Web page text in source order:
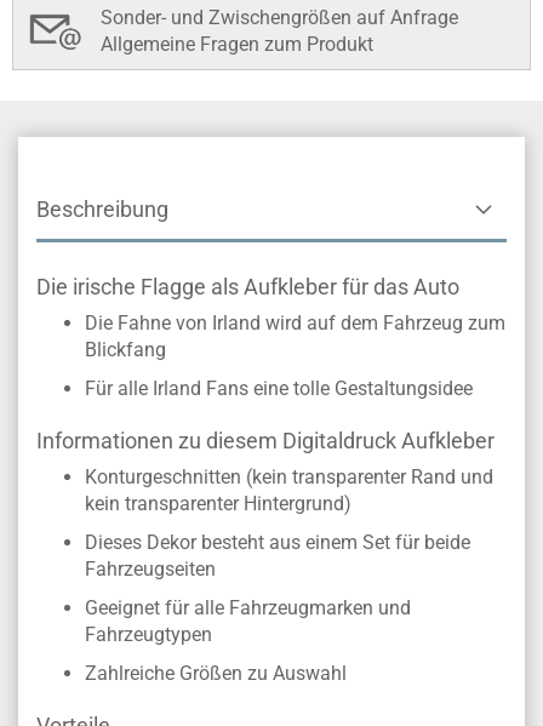
Sonder- und Zwischengrößen auf Anfrage
Allgemeine Fragen zum Produkt
Beschreibung
Die irische Flagge als Aufkleber für das Auto
Die Fahne von Irland wird auf dem Fahrzeug zum
Blickfang
Für alle Irland Fans eine tolle Gestaltungsidee
Informationen zu diesem Digitaldruck Aufkleber
Konturgeschnitten (kein transparenter Rand und
kein transparenter Hintergrund)
Dieses Dekor besteht aus einem Set für beide
Fahrzeugseiten
Geeignet für alle Fahrzeugmarken und
Fahrzeugtypen
Zahlreiche Größen zu Auswahl